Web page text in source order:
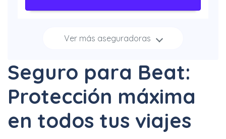
Increíbles
Meses Sin Intereses
Cotizar Ahora
Ver más aseguradoras
Seguro para Beat:
Protección máxima
en todos tus viajes